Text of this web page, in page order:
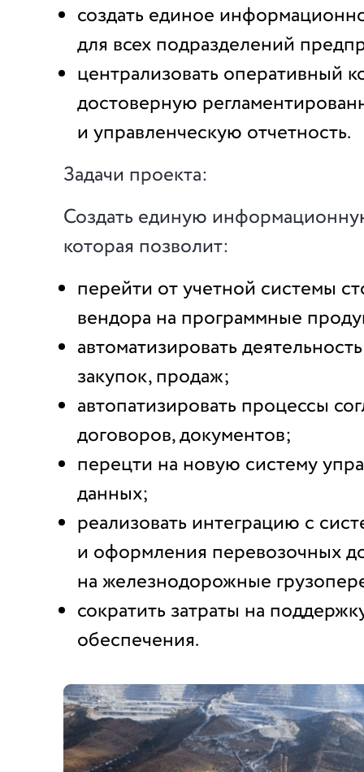
создать единое
для всех подразделений
централизовать оперативный
достоверную
и управленческую отчетность.
Задачи проекта:
Создать единую
которая позволит:
перейти от учетной системы
вендора на программные
автоматизировать
закупок, продаж;
автопатизировать процессы
договоров, документов;
перецти на новую систему
данных;
реализовать интеграцию с
и оформления перевозочных
на железнодорожные
сократить затраты на
обеспечения.